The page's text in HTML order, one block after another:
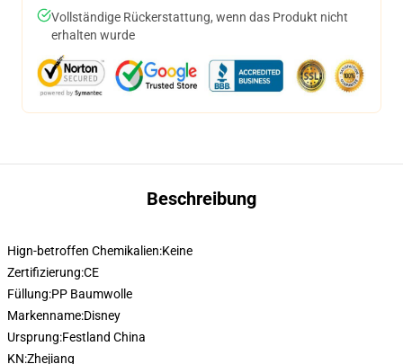
Vollständige Rückerstattung, wenn das Produkt nicht
erhalten wurde
Beschreibung
Hign-betroffen Chemikalien:Keine
Zertifizierung:CE
Füllung:PP Baumwolle
Markenname:Disney
Ursprung:Festland China
KN:Zhejiang